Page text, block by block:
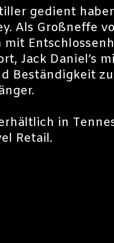
gedient
Als Großneffe
Jack Daniel’s
Beständigkeit
in
Retail.